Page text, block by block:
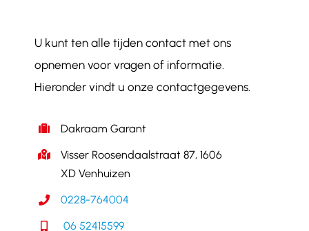
U kunt ten alle tijden contact met ons
opnemen voor vragen of informatie.
Hieronder vindt u onze contactgegevens.
Dakraam Garant
Visser Roosendaalstraat 87, 1606
XD Venhuizen
0228-764004
06 52415599